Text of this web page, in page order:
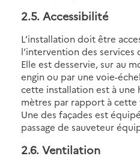
2.5. Accessibilité
L’installation doit être
l’intervention des services
Elle est desservie, sur au
engin ou par une voie-
cette installation est à une
mètres par rapport à cette
Une des façades est
passage de sauveteur
2.6. Ventilation